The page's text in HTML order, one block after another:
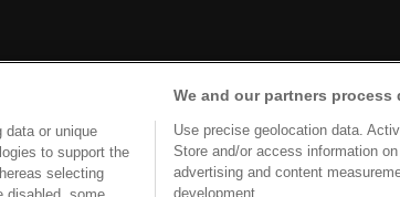
data or unique
to support the
selecting
We and our partners process
Use precise geolocation data.
Store and/or access information
advertising and content
development.